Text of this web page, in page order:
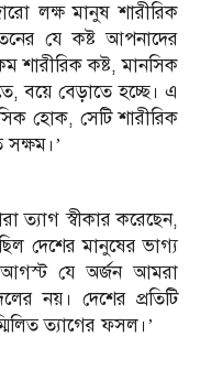
লক্ষ মানুষ শারীরিক
যে কষ্ট আপনাদের
শারীরিক কষ্ট, মানসিক
বয়ে বেড়াতে হচ্ছে। এ
হোক, সেটি শারীরিক
ত্যাগ স্বীকার করেছেন,
দেশের মানুষের ভাগ্য
আগস্ট যে অর্জন আমরা
নয়। দেশের প্রতিটি
ত্যাগের ফসল।’